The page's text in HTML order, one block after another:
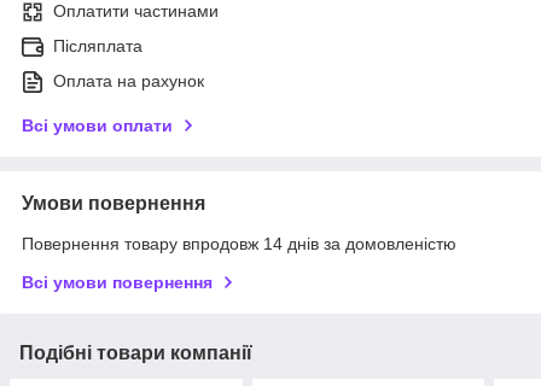
Оплатити частинами
Післяплата
Оплата на рахунок
Всі умови оплати
Умови повернення
Повернення товару впродовж 14 днів за домовленістю
Всі умови повернення
Подібні товари компанії